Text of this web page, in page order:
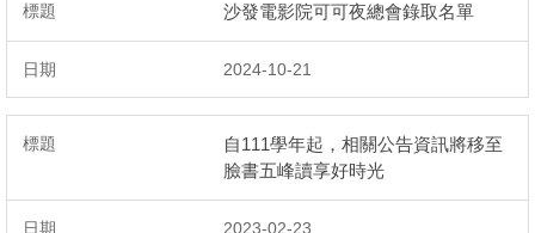
沙發電影院可可夜總會錄取名單
2024-10-21
自111學年起，相關公告資訊將移至
臉書五峰讀享好時光
2023-02-23